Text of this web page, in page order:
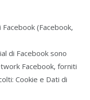
(Facebook,
di Facebook sono
Facebook, forniti
Cookie e Dati di